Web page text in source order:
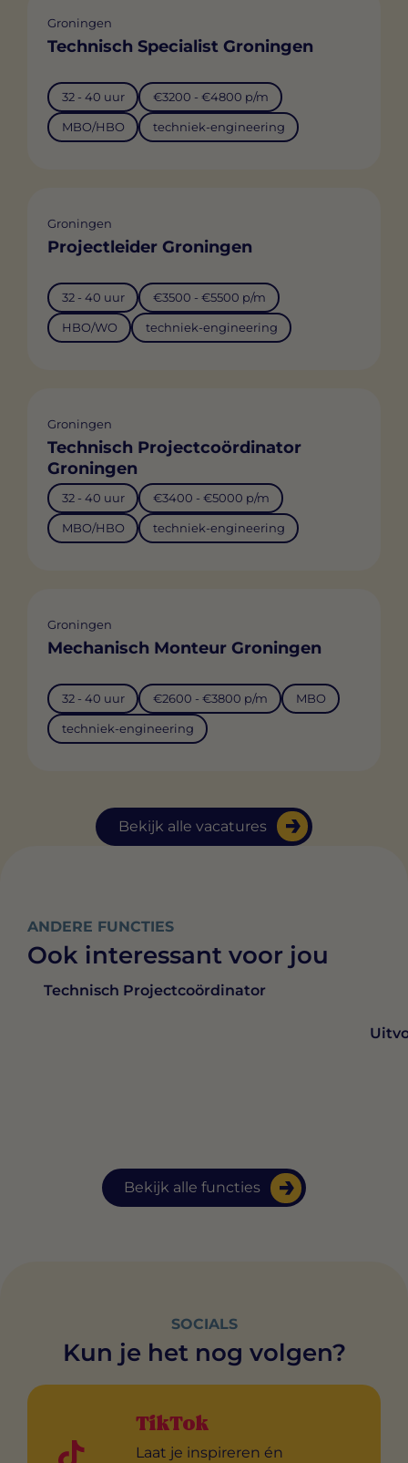
Bekijk alle vacatures
Groningen
Technisch Specialist Groningen
32 - 40 uur €3200 - €4800 p/m
MBO/HBO techniek-engineering
Groningen
Projectleider Groningen
32 - 40 uur €3500 - €5500 p/m
HBO/WO techniek-engineering
Groningen
Technisch Projectcoördinator
Groningen
32 - 40 uur €3400 - €5000 p/m
MBO/HBO techniek-engineering
Groningen
Mechanisch Monteur Groningen
32 - 40 uur €2600 - €3800 p/m MBO
techniek-engineering
ANDERE FUNCTIES
Ook interessant voor jou
Bekijk alle functies
Technisch Projectcoördinator
SOCIALS
Kun je het nog volgen?
TikTok
Laat je inspireren én